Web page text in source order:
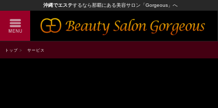
沖縄でエステするなら那覇にある美容サロン「Gorgeous」へ
トップ サービス